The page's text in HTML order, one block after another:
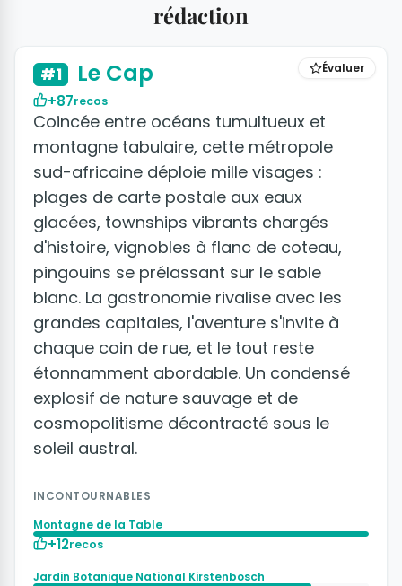
rédaction
Évaluer
#1 Le Cap
+87recos
Coincée entre océans tumultueux et
montagne tabulaire, cette métropole
sud-africaine déploie mille visages :
plages de carte postale aux eaux
glacées, townships vibrants chargés
d'histoire, vignobles à flanc de coteau,
pingouins se prélassant sur le sable
blanc. La gastronomie rivalise avec les
grandes capitales, l'aventure s'invite à
chaque coin de rue, et le tout reste
étonnamment abordable. Un condensé
explosif de nature sauvage et de
cosmopolitisme décontracté sous le
soleil austral.
INCONTOURNABLES
Montagne de la Table
+12recos
Jardin Botanique National Kirstenbosch